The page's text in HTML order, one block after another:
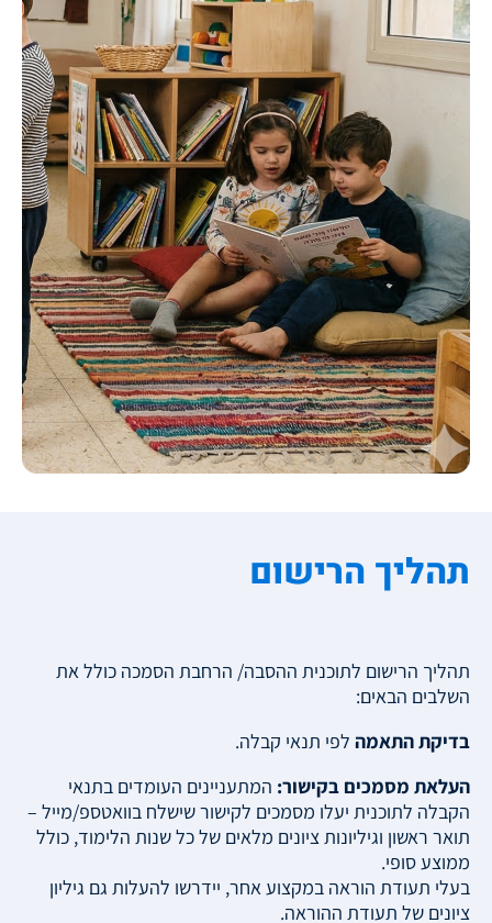
תהליך הרישום
תהליך הרישום לתוכנית ההסבה/ הרחבת הסמכה כולל את
השלבים הבאים:
בדיקת התאמה לפי תנאי קבלה.
העלאת מסמכים בקישור: המתעניינים העומדים בתנאי
הקבלה לתוכנית יעלו מסמכים לקישור שישלח בוואטספ/מייל –
תואר ראשון וגיליונות ציונים מלאים של כל שנות הלימוד, כולל
ממוצע סופי.
בעלי תעודת הוראה במקצוע אחר, יידרשו להעלות גם גיליון
ציונים של תעודת ההוראה.